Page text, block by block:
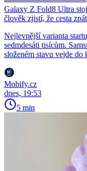
Galaxy Z Fold8 Ultra
člověk zjistí, že cesta
Nejlevnější varianta
sedmdesáti tisícům.
složeném stavu vejde do
Mobify.cz
dnes, 19:53
5 min